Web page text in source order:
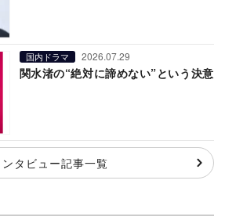
国内ドラマ 2026.07.29
関水渚の“絶対に諦めない”という決意
ンタビュー記事一覧